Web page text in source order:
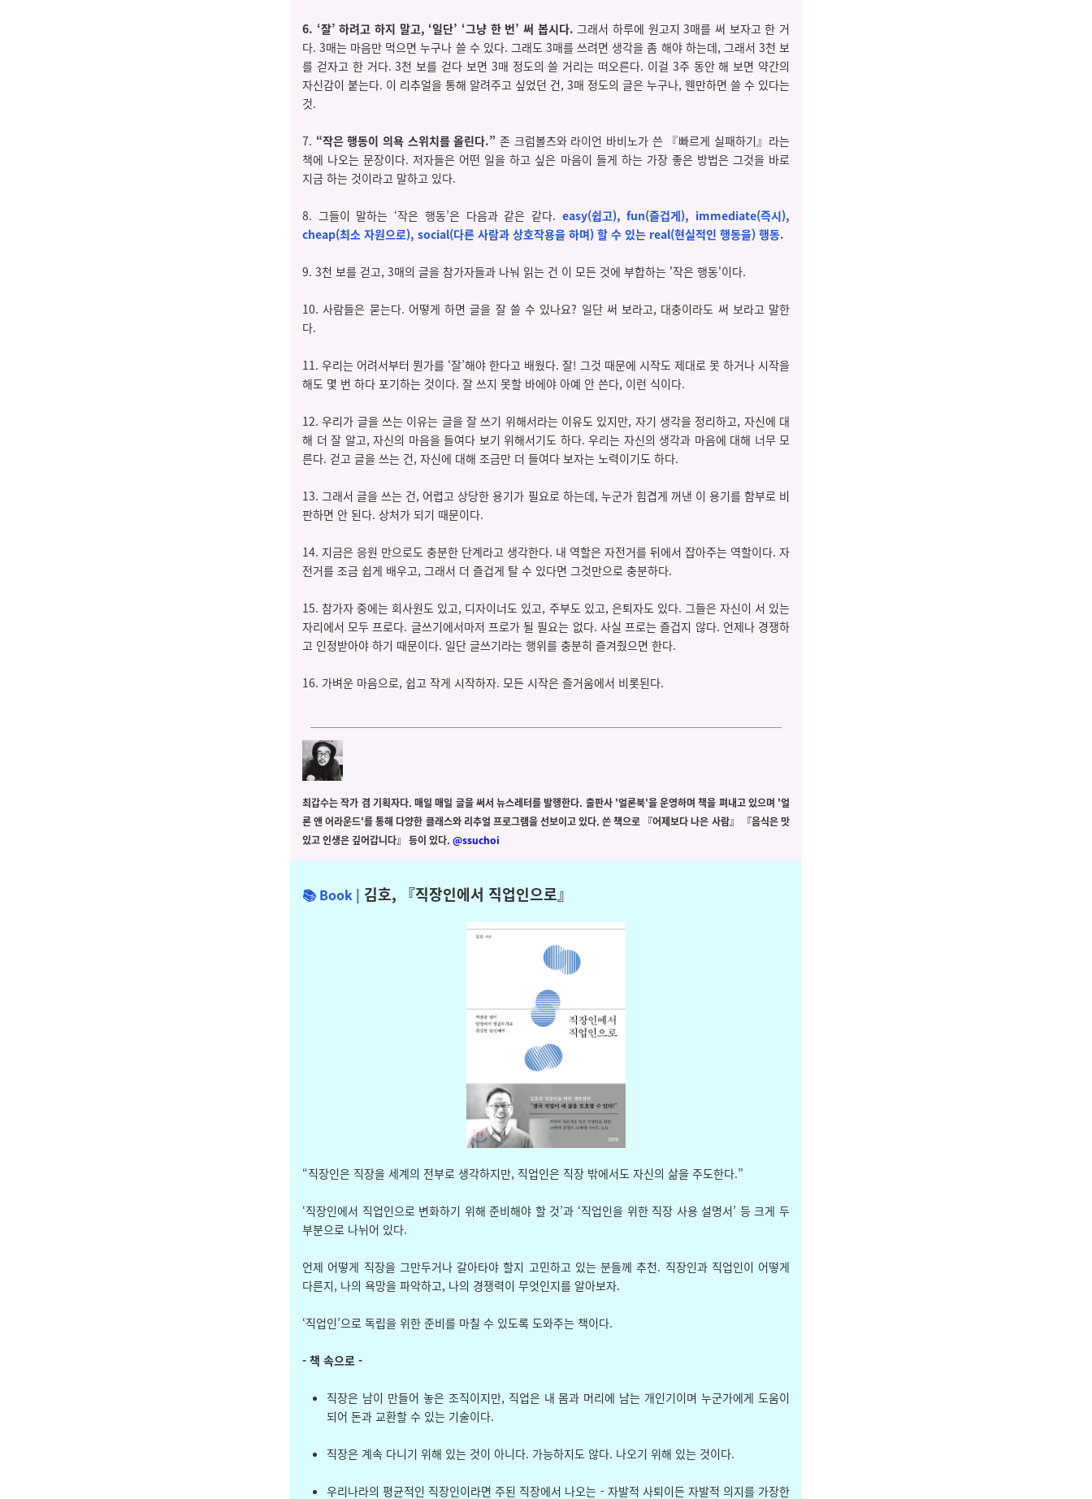
6. ‘잘’ 하려고 하지 말고, ‘일단’ ‘그냥 한 번’ 써 봅시다. 그래서 하루에 원고지 3매를 써 보자고 한 거
다. 3매는 마음만 먹으면 누구나 쓸 수 있다. 그래도 3매를 쓰려면 생각을 좀 해야 하는데, 그래서 3천 보
를 걷자고 한 거다. 3천 보를 걷다 보면 3매 정도의 쓸 거리는 떠오른다. 이걸 3주 동안 해 보면 약간의
자신감이 붙는다. 이 리추얼을 통해 알려주고 싶었던 건, 3매 정도의 글은 누구나, 웬만하면 쓸 수 있다는
것.
7. “작은 행동이 의욕 스위치를 올린다.” 존 크럼볼츠와 라이언 바비노가 쓴
『빠르게 실패하기』라는
책에 나오는 문장이다.저자들은 어떤 일을 하고 싶은 마음이 들게 하는 가장 좋은 방법은 그것을 바로
지금 하는 것이라고 말하고 있다.
8. 그들이 말하는 ‘작은 행동’은 다음과 같은 같다. easy(쉽고), fun(즐겁게), immediate(즉시),
cheap(최소 자원으로), social(다른 사람과 상호작용을 하며) 할 수 있는 real(현실적인 행동을) 행동.
9. 3천 보를 걷고, 3매의 글을 참가자들과 나눠 읽는 건 이 모든 것에 부합하는 '작은 행동'이다.
10. 사람들은 묻는다. 어떻게 하면 글을 잘 쓸 수 있나요? 일단 써 보라고, 대충이라도 써 보라고 말한
다.
11. 우리는 어려서부터 뭔가를 ‘잘’해야 한다고 배웠다. 잘! 그것 때문에 시작도 제대로 못 하거나 시작을
해도 몇 번 하다 포기하는 것이다. 잘 쓰지 못할 바에야 아예 안 쓴다, 이런 식이다.
12. 우리가 글을 쓰는 이유는 글을 잘 쓰기 위해서라는 이유도 있지만, 자기 생각을 정리하고, 자신에 대
해 더 잘 알고, 자신의 마음을 들여다 보기 위해서기도 하다. 우리는 자신의 생각과 마음에 대해 너무 모
른다. 걷고 글을 쓰는 건, 자신에 대해 조금만 더 들여다 보자는 노력이기도 하다.
13. 그래서 글을 쓰는 건, 어렵고 상당한 용기가 필요로 하는데, 누군가 힘겹게 꺼낸 이 용기를 함부로 비
판하면 안 된다. 상처가 되기 때문이다.
14. 지금은 응원 만으로도 충분한 단계라고 생각한다. 내 역할은 자전거를 뒤에서 잡아주는 역할이다. 자
전거를 조금 쉽게 배우고, 그래서 더 즐겁게 탈 수 있다면 그것만으로 충분하다.
15. 참가자 중에는 회사원도 있고, 디자이너도 있고, 주부도 있고, 은퇴자도 있다. 그들은 자신이 서 있는
자리에서 모두 프로다. 글쓰기에서마저 프로가 될 필요는 없다. 사실 프로는 즐겁지 않다. 언제나 경쟁하
고 인정받아야 하기 때문이다. 일단 글쓰기라는 행위를 충분히 즐겨줬으면 한다.
16. 가벼운 마음으로, 쉽고 작게 시작하자. 모든 시작은 즐거움에서 비롯된다.
최갑수는 작가 겸 기획자다. 매일 매일 글을 써서 뉴스레터를 발행한다. 출판사 '얼론북'을 운영하며 책을 펴내고 있으며 '얼
론 앤 어라운드'를 통해 다양한 클래스와 리추얼 프로그램을 선보이고 있다. 쓴책으로 『어제보다 나은 사람』 『음식은 맛
있고 인생은 깊어갑니다』 등이 있다. @ssuchoi
📚 Book | 김호, 『직장인에서 직업인으로』
“직장인은 직장을 세계의 전부로 생각하지만, 직업인은 직장 밖에서도 자신의 삶을 주도한다.”
‘직장인에서 직업인으로 변화하기 위해 준비해야 할 것’과 ‘직업인을 위한 직장 사용 설명서’ 등 크게 두
부분으로 나뉘어 있다.
언제 어떻게 직장을 그만두거나 갈아타야 할지 고민하고 있는 분들께 추천. 직장인과 직업인이 어떻게
다른지, 나의 욕망을 파악하고, 나의 경쟁력이 무엇인지를 알아보자.
‘직업인’으로 독립을 위한 준비를 마칠 수 있도록 도와주는 책이다.
- 책 속으로 -
직장은 남이 만들어 놓은 조직이지만, 직업은 내 몸과 머리에 남는 개인기이며 누군가에게 도움이
되어 돈과 교환할 수 있는 기술이다.
직장은 계속 다니기 위해 있는 것이 아니다. 가능하지도 않다. 나오기 위해 있는 것이다.
우리나라의 평균적인 직장인이라면 주된 직장에서 나오는 - 자발적 사퇴이든 자발적 의지를 가장한